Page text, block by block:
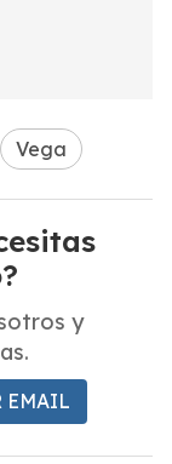
Vega
y
EMAIL